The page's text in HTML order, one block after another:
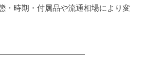
・時期・付属品や流通相場により変